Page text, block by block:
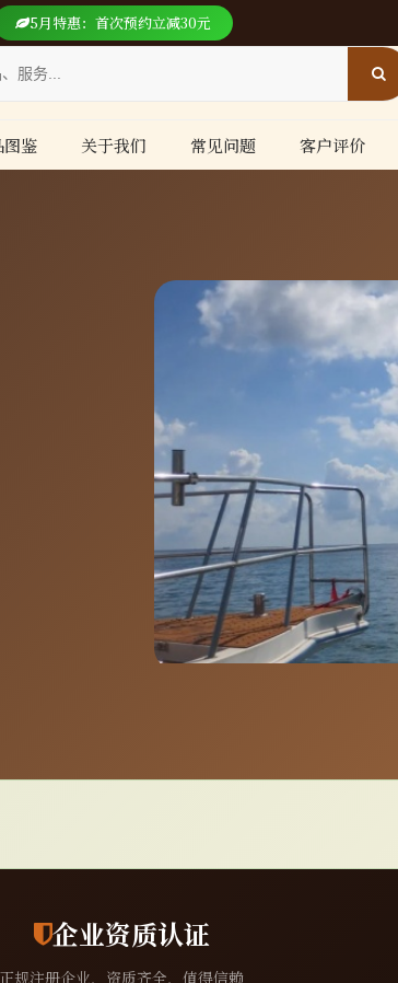
5月特惠：首次预约立减30元
鉴 关于我们 常见问题 客户评价
企业资质认证
正规注册企业，资质齐全，值得信赖